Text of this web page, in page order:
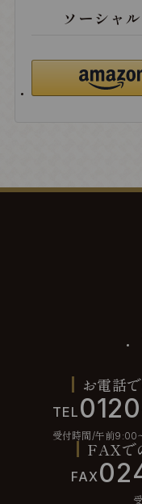
ソーシャ
お電話
TEL
受付時間/午前9:00
FAXで
FAX